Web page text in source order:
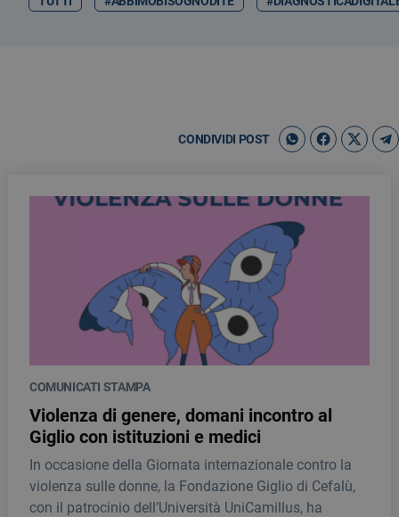
CONDIVIDI POST
COMUNICATI STAMPA
Violenza di genere, domani incontro al
Giglio con istituzioni e medici
In occasione della Giornata internazionale contro la
violenza sulle donne, la Fondazione Giglio di Cefalù,
con il patrocinio dell’Università UniCamillus, ha